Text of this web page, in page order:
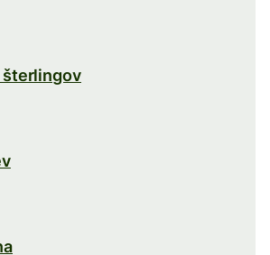
šterlingov